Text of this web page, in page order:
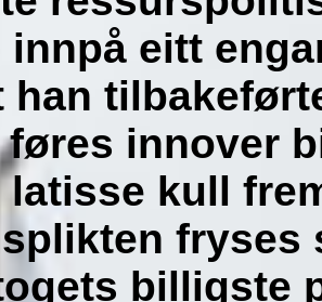
innpå eitt
han
føres innover
latisse kull
billigste